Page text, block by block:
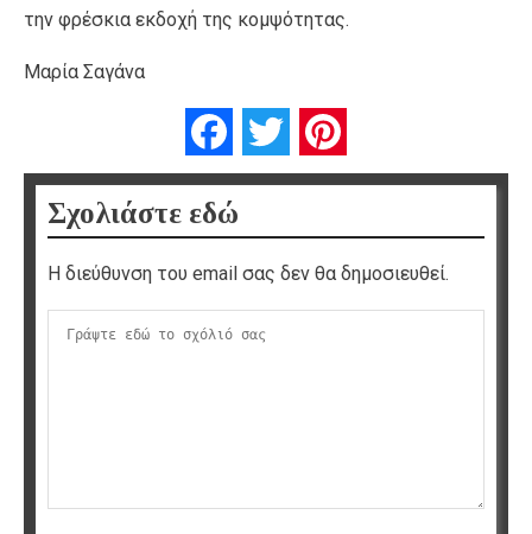
την φρέσκια εκδοχή της κομψότητας.
Μαρία Σαγάνα
FacebookTwitter
Σχολιάστε εδώ
Η διεύθυνση του email σας δεν θα δημοσιευθεί.